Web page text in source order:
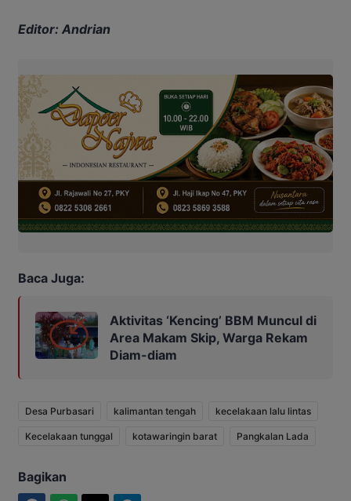
Editor: Andrian
Baca Juga:
Aktivitas ‘Kencing’ BBM Muncul di
Area Makam Skip, Warga Rekam
Diam-diam
Desa Purbasari kalimantan tengah kecelakaan lalu lintas
Kecelakaan tunggal kotawaringin barat Pangkalan Lada
Bagikan